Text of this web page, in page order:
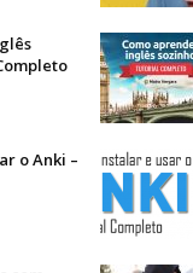
o Anki –